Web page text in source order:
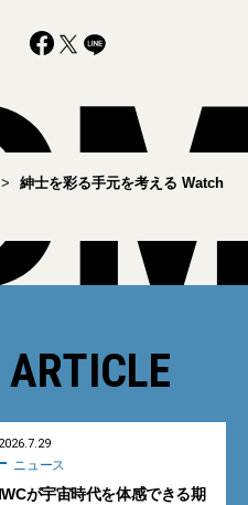
紳士を彩る手元を考える Watch
ARTICLE
2026.7.29
ニュース
IWCが宇宙時代を体感できる期